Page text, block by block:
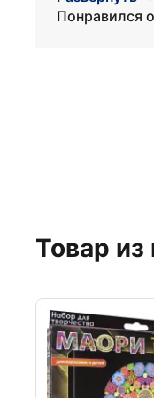
Понравился
Товар из